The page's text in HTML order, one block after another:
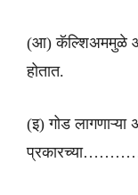
(आ)
होतात.
(इ) गोड लागणाऱ्या